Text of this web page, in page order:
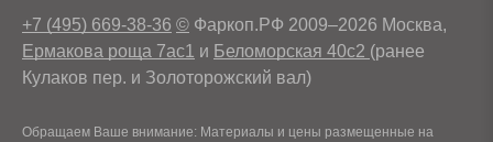
+7 (495) 669-38-36 © Фаркоп.РФ 2009–2026 Москва,
Ермакова роща 7ас1 и Беломорская 40с2 (ранее
Кулаков пер. и Золоторожский вал)
Обращаем Ваше внимание: Материалы и цены размещенные на